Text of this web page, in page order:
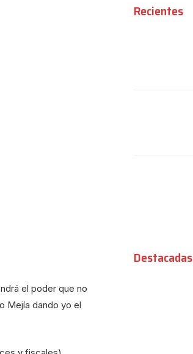
el poder que no
Mejía dando yo el
Recientes
Destacadas